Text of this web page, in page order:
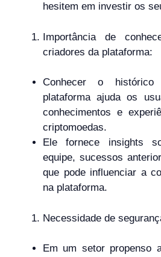
hesitem em investir os
Importância de
criadores da plataforma:
Conhecer o
plataforma ajuda os
conhecimentos e
criptomoedas.
Ele fornece insights
equipe, sucessos
que pode influenciar a
na plataforma.
Necessidade de
Em um setor propenso